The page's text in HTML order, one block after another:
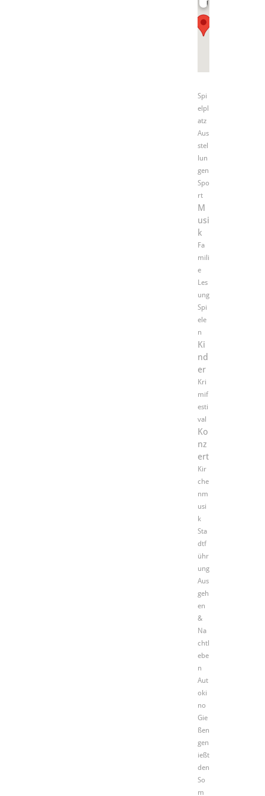
Lindenplatz
Spi
elpl
atz
Aus
stel
lun
gen
Spo
rt
M
usi
k
Fa
mili
e
Les
ung
Spi
ele
n
Ki
nd
er
Kri
mif
esti
val
Ko
nz
ert
Kir
che
nm
usi
k
Sta
dtf
ühr
ung
Aus
geh
en
&
Na
chtl
ebe
n
Aut
oki
no
Gie
ßen
gen
ießt
den
So
m